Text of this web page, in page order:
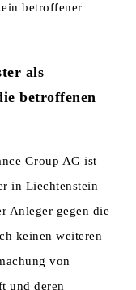
betroffener
als
betroffenen
Group AG ist
in Liechtenstein
Anleger gegen die
keinen weiteren
von
und deren